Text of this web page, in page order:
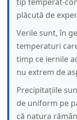
plăcută de
Verile sunt, în
temperaturi
timp ce iernile
nu extrem de
Precipitațiile
de uniform pe
că natura